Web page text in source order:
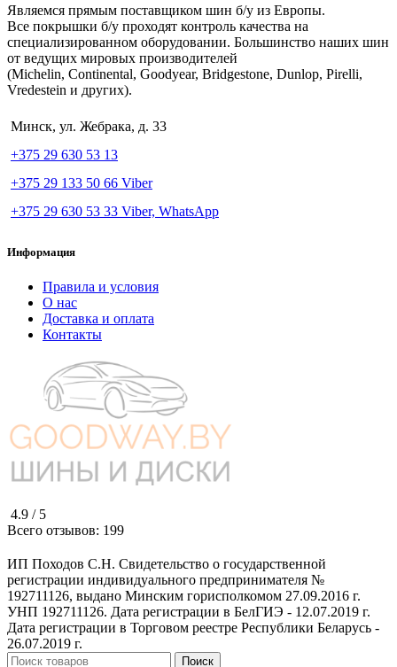
Являемся прямым поставщиком шин б/у из Европы.
Все покрышки б/у проходят контроль качества на
специализированном оборудовании. Большинство наших шин
от ведущих мировых производителей
(Michelin, Continental, Goodyear, Bridgestone, Dunlop, Pirelli,
Vredestein и других).
Минск, ул. Жебрака, д. 33
+375 29 630 53 13
+375 29 133 50 66 Viber
+375 29 630 53 33 Viber, WhatsApp
Информация
Правила и условия
О нас
Доставка и оплата
Контакты
4.9 / 5
Всего отзывов: 199
ИП Походов С.Н. Свидетельство о государственной
регистрации индивидуального предпринимателя №
192711126, выдано Минским горисполкомом 27.09.2016 г.
УНП 192711126. Дата регистрации в БелГИЭ - 12.07.2019 г.
Дата регистрации в Торговом реестре Республики Беларусь -
26.07.2019 г.
Поиск